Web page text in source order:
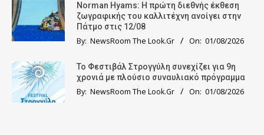
Norman Hyams: Η πρώτη διεθνής έκθεση
ζωγραφικής του καλλιτέχνη ανοίγει στην
Πάτμο στις 12/08
By: NewsRoom The Look.Gr On: 01/08/2026
Το Φεστιβάλ Στρογγύλη συνεχίζει για 9η
χρονιά με πλούσιο συναυλιακό πρόγραμμα
By: NewsRoom The Look.Gr On: 01/08/2026